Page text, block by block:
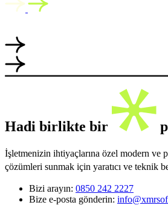
Hadi birlikte bir
İşletmenizin ihtiyaçlarına özel modern ve
çözümleri sunmak için yaratıcı ve teknik
Bizi arayın: 0850 242 2227
Bize e-posta gönderin: